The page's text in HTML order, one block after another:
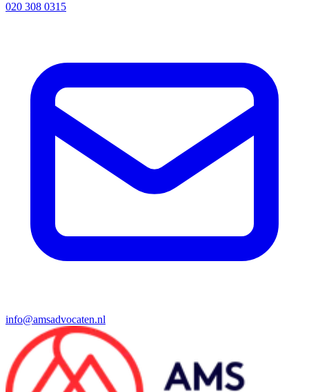
020 308 0315
info@amsadvocaten.nl